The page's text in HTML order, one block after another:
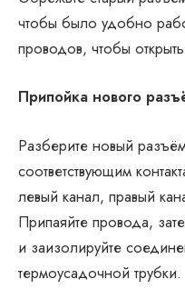
чтобы было удобно
проводов, чтобы
Припойка нового
Разберите новый
соответствующим
левый канал, правый
Припаяйте провода,
и заизолируйте
термоусадочной трубки.